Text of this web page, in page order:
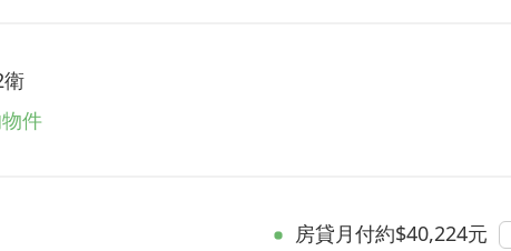
件
房貸 月付約$40,224元